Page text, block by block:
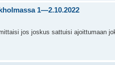
1—2.10.2022
jos joskus sattuisi ajoittumaan